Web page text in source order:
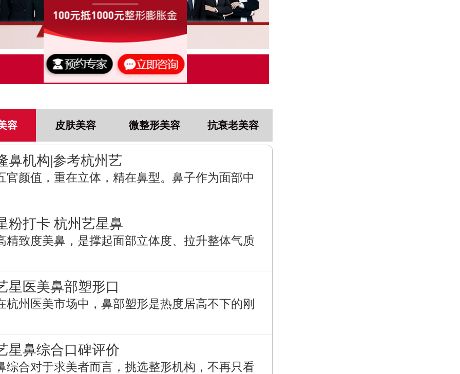
点击了解更多
容 皮肤美容 微整形美容 抗衰老美容
鼻机构|参考杭州艺
官颜值，重在立体，精在鼻型。鼻子作为面部中
粉打卡 杭州艺星鼻
精致度美鼻，是撑起面部立体度、拉升整体气质
星医美鼻部塑形口
杭州医美市场中，鼻部塑形是热度居高不下的刚
星鼻综合口碑评价
综合对于求美者而言，挑选整形机构，不再只看